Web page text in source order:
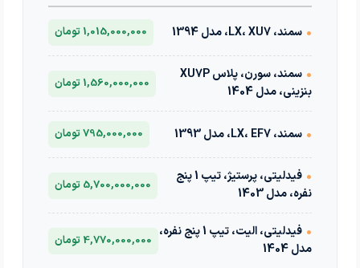
• سمند، LX، XU7، مدل 1394 1,015,000,000 تومان
•
سمند، سورن، پلاس XU7P
بنزینی، مدل 1404
1,560,000,000 تومان
• سمند، LX، EF7، مدل 1393 795,000,000 تومان
•
فیدلیتی، پرستیژ، تیپ 1 پنج
نفره، مدل 1403
5,700,000,000 تومان
•
فیدلیتی، الیت، تیپ 1 پنج نفره،
مدل 1404
4,770,000,000 تومان